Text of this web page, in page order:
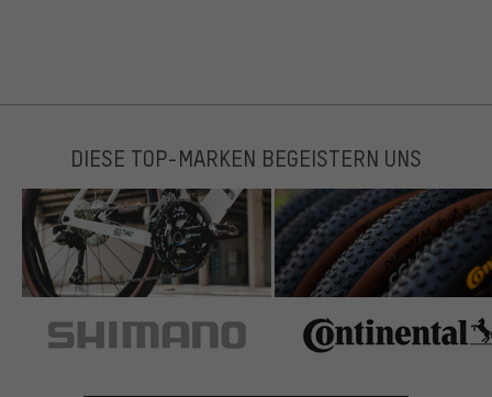
DIESE TOP-MARKEN BEGEISTERN UNS